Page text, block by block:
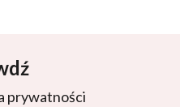
prywatności